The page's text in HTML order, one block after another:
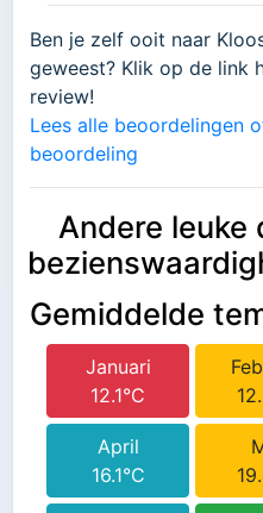
Ben je zelf ooit naar
geweest? Klik op de link
review!
Lees alle beoordelingen
beoordeling
Andere leuke
Gemiddelde
Januari
12.1°C
April
16.1°C